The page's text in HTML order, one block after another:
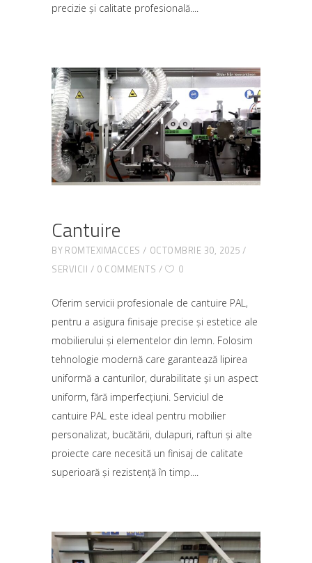
precizie și calitate profesională.
Cantuire
BY ROMTEXIMACCES
OCTOMBRIE 30, 2025
SERVICII
0 COMMENTS 0
Oferim servicii profesionale de cantuire PAL,
pentru a asigura finisaje precise și estetice ale
mobilierului și elementelor din lemn. Folosim
tehnologie modernă care garantează lipirea
uniformă a canturilor, durabilitate și un aspect
uniform, fără imperfecțiuni. Serviciul de
cantuire PAL este ideal pentru mobilier
personalizat, bucătării, dulapuri, rafturi și alte
proiecte care necesită un finisaj de calitate
superioară și rezistență în timp.